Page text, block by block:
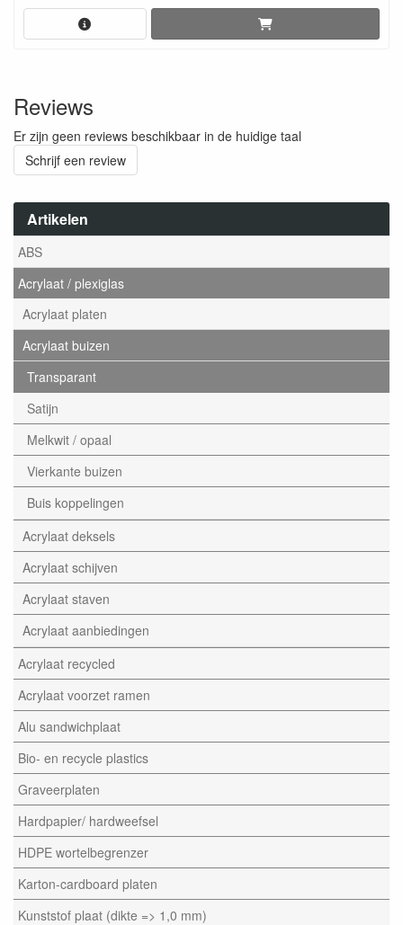
Artikelen
ABS
Acrylaat / plexiglas
Acrylaat platen
Acrylaat buizen
Transparant
Satijn
Melkwit / opaal
Vierkante buizen
Buis koppelingen
Acrylaat deksels
Acrylaat schijven
Acrylaat staven
Acrylaat aanbiedingen
Acrylaat recycled
Acrylaat voorzet ramen
Alu sandwichplaat
Bio- en recycle plastics
Graveerplaten
Hardpapier/ hardweefsel
HDPE wortelbegrenzer
Karton-cardboard platen
Kunststof plaat (dikte => 1,0 mm)
Reviews
Er zijn geen reviews beschikbaar in de huidige taal
Schrijf een review